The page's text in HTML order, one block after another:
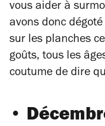
vous aider à
avons donc
sur les planches
goûts, tous les
coutume de dire
•